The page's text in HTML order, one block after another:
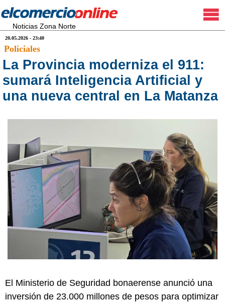
Noticias Zona Norte
20.05.2026 - 23:40
Policiales
La Provincia moderniza el 911:
sumará Inteligencia Artificial y
una nueva central en La Matanza
El Ministerio de Seguridad bonaerense anunció una
inversión de 23.000 millones de pesos para optimizar